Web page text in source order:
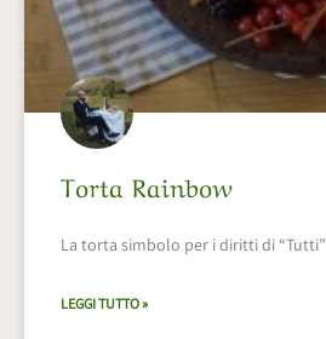
Torta Rainbow
La torta simbolo per i diritti di “Tutti”
LEGGI TUTTO »